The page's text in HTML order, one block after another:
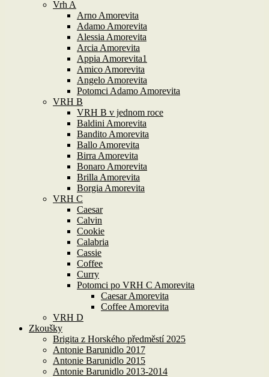
Vrh A
Arno Amorevita
Adamo Amorevita
Alessia Amorevita
Arcia Amorevita
Appia Amorevita1
Amico Amorevita
Angelo Amorevita
Potomci Adamo Amorevita
VRH B
VRH B v jednom roce
Baldini Amorevita
Bandito Amorevita
Ballo Amorevita
Birra Amorevita
Bonaro Amorevita
Brilla Amorevita
Borgia Amorevita
VRH C
Caesar
Calvin
Cookie
Calabria
Cassie
Coffee
Curry
Potomci po VRH C Amorevita
Caesar Amorevita
Coffee Amorevita
VRH D
Zkoušky
Brigita z Horského předměstí 2025
Antonie Barunidlo 2017
Antonie Barunidlo 2015
Antonie Barunidlo 2013-2014